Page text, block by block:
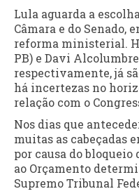
Lula aguarda a
Câmara e do Senado,
reforma ministerial.
PB) e Davi
respectivamente, já
há incertezas no
relação com o
Nos dias que
muitas as cabeçadas
por causa do
ao Orçamento
Supremo Tribunal